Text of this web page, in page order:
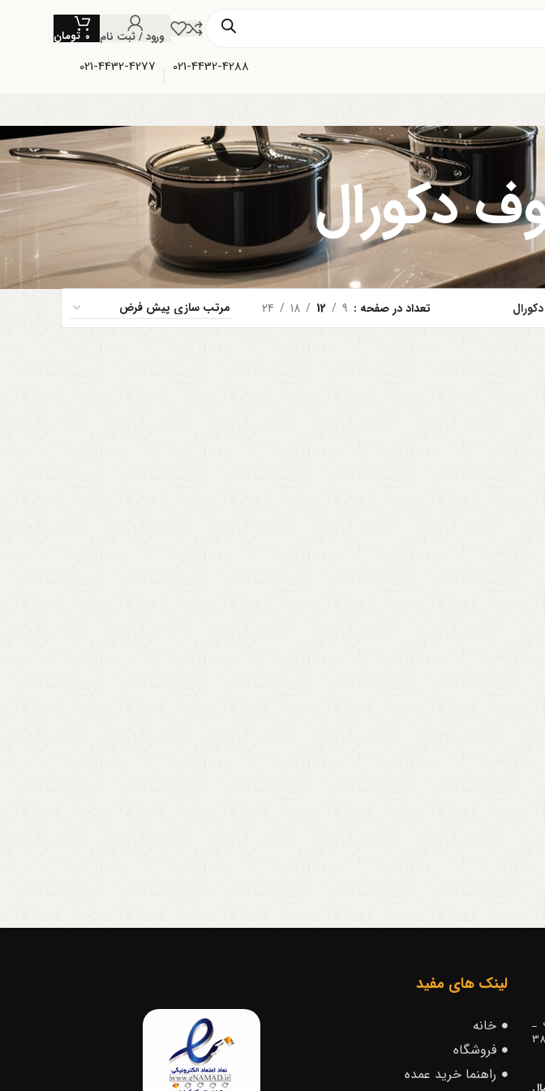
ورود / ثبت نام تومان
021-4432-4277 021-4432-4288
دکورال
تعداد در صفحه 9
12
18
24
_
انتهای بن بست شانزدهم _ پلاک 38
لینک های مفید
خانه
فروشگاه
راهنما خرید عمده